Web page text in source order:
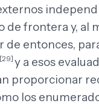
de frontera y, al
de entonces,
[29] y a esos
proporcionar
los